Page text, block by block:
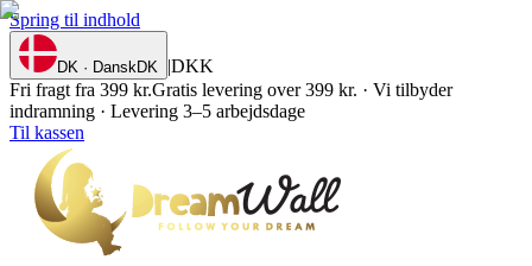
Spring til indhold
DK · DanskDK |DKK
Fri fragt fra 399 kr.Gratis levering over 399 kr. · Vi tilbyder
indramning · Levering 3–5 arbejdsdage
Til kassen